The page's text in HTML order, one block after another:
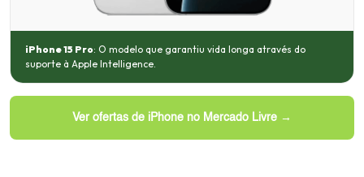
iPhone 15 Pro: O modelo que garantiu vida longa através do
suporte à Apple Intelligence.
Ver ofertas de iPhone no Mercado Livre →